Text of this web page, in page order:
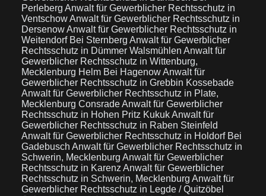
Perleberg Anwalt für Gewerblicher Rechtsschutz in
VentschowAnwalt für Gewerblicher Rechtsschutz in
DersenowAnwalt für Gewerblicher Rechtsschutz in
Weitendorf Bei Sternberg Anwalt für Gewerblicher
Rechtsschutz in Dümmer Walsmühlen Anwalt für
Gewerblicher Rechtsschutz in Wittenburg,
Mecklenburg Helm Bei HagenowAnwalt für
Gewerblicher Rechtsschutz in Grebbin Kossebade
Anwalt für Gewerblicher Rechtsschutz in Plate,
Mecklenburg ConsradeAnwalt für Gewerblicher
Rechtsschutz in Hohen Pritz KukukAnwalt für
Gewerblicher Rechtsschutz in Raben Steinfeld
Anwalt für Gewerblicher Rechtsschutz in Holdorf Bei
Gadebusch Anwalt für Gewerblicher Rechtsschutz in
Schwerin, Mecklenburg Anwalt für Gewerblicher
Rechtsschutz in Karenz Anwalt für Gewerblicher
Rechtsschutz in Schwerin, Mecklenburg Anwalt für
Gewerblicher Rechtsschutz in Legde / Quitzöbel